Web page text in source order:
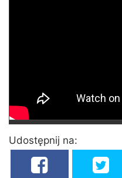
Udostępnij na: